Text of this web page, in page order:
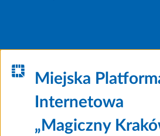
Miejska
Internetowa
„Magiczny